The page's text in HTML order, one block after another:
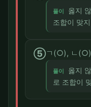
풀이
옳지
조합이 맞
⑤ㄱ(○), ㄴ
풀이
옳지
로 조합이